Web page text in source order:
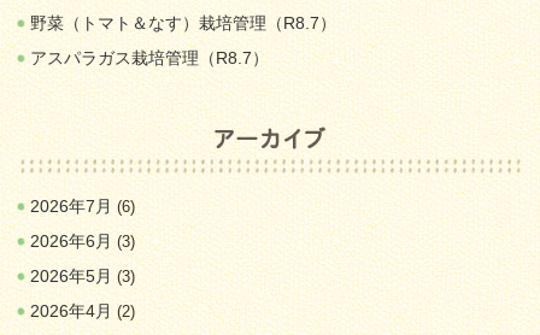
野菜（トマト＆なす）栽培管理（R8.7）
アスパラガス栽培管理（R8.7）
2026年7月(6)
2026年6月(3)
2026年5月(3)
2026年4月(2)